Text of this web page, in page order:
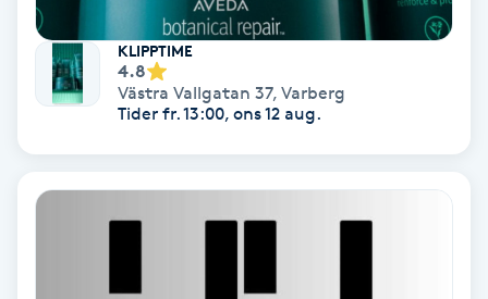
Pedikyr
Pensionärklippning
Permanent hårborttagning
KLIPPTIME
4.8
Västra Vallgatan 37, Varberg
Tider fr. 13:00, ons 12 aug.